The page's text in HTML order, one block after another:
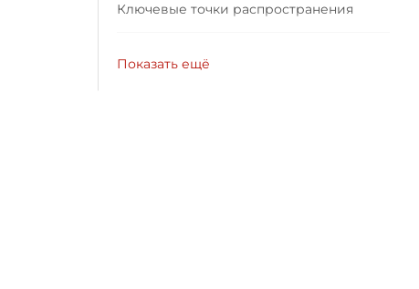
Ключевые точки распространения
Показать ещё